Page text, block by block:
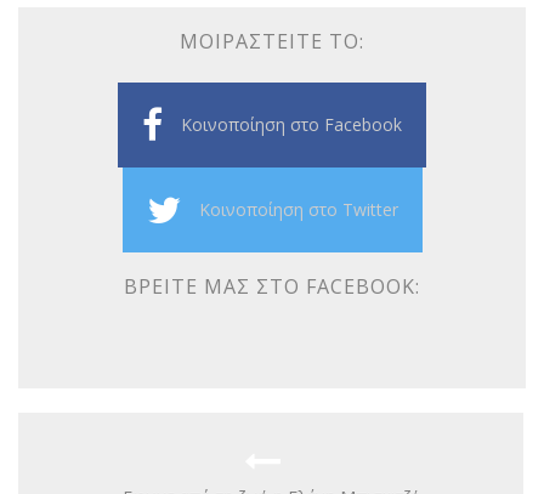
ΜΟΙΡΑΣΤΕΊΤΕ ΤΟ:
Κοινοποίηση στο Facebook
Κοινοποίηση στο Twitter
ΒΡΕΊΤΕ ΜΑΣ ΣΤΟ FACEBOOK: